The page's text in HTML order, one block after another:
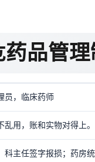
药品管
员，临床药师
用，账和实物对得上。
科主任签字报损；药房